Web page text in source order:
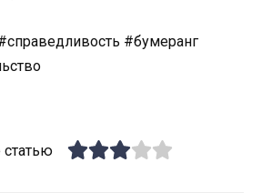
#бумеранг
статью